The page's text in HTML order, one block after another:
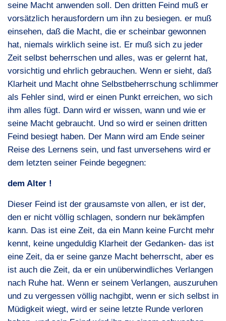
seine Macht anwenden soll. Den dritten Feind muß er
vorsätzlich herausfordern um ihn zu besiegen. er muß
einsehen, daß die Macht, die er scheinbar gewonnen
hat, niemals wirklich seine ist. Er muß sich zu jeder
Zeit selbst beherrschen und alles, was er gelernt hat,
vorsichtig und ehrlich gebrauchen. Wenn er sieht, daß
Klarheit und Macht ohne Selbstbeherrschung schlimmer
als Fehler sind, wird er einen Punkt erreichen, wo sich
ihm alles fügt. Dann wird er wissen, wann und wie er
seine Macht gebraucht. Und so wird er seinen dritten
Feind besiegt haben. Der Mann wird am Ende seiner
Reise des Lernens sein, und fast unversehens wird er
dem letzten seiner Feinde begegnen:
dem Alter !
Dieser Feind ist der grausamste von allen, er ist der,
den er nicht völlig schlagen, sondern nur bekämpfen
kann. Das ist eine Zeit, da ein Mann keine Furcht mehr
kennt, keine ungeduldig Klarheit der Gedanken- das ist
eine Zeit, da er seine ganze Macht beherrscht, aber es
ist auch die Zeit, da er ein unüberwindliches Verlangen
nach Ruhe hat. Wenn er seinem Verlangen, auszuruhen
und zu vergessen völlig nachgibt, wenn er sich selbst in
Müdigkeit wiegt, wird er seine letzte Runde verloren